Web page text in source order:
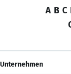
A B C
Unternehmen